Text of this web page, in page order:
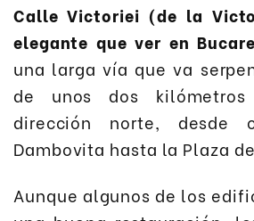
Calle Victoriei (de la
elegante que ver en
una larga vía que va
de unos dos
dirección norte, desde
Dambovita hasta la Plaza
Aunque algunos de los